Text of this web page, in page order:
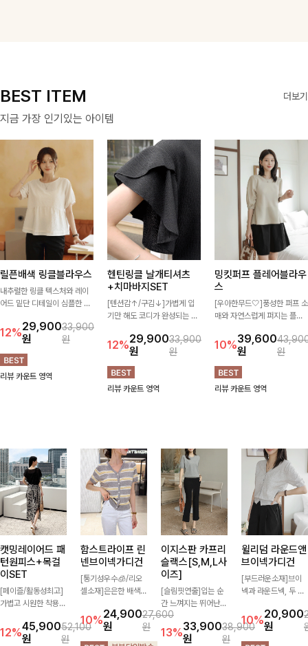
BEST ITEM 더보기
지금 가장 인기있는 아이템
릴픈배색 링클블라우스
내추럴한 링클 텍스처와 레이
어드 밑단 디테일이 심플한 디
볍게 툭 입기만 해도 멋스러운
스타일을 완성해드려요- 여유
로운 핏으로 군살은 자연스럽
게 커버해주고, 편안한 착용감
까지 더해 손이 자주 가는 데일
12%29,900
원
33,900
원
리뷰 카운트 영역
헨틴링클 날개티셔츠
+치마바지SET
[텐션감↑/구김↓]가볍게 입
기만 해도 코디가 완성되는 세
지는 프릴 날개 소매가 우아한
포인트를 더해드립니다💕 잔
잔한 링클 텍스처 소재와 편안
한 허리밴딩으로 하루 종일 산
뜻하고 쾌적하게 즐겨보세요!
12%29,900
원
33,900
원
리뷰 카운트 영역
밍킷퍼프 플레어블라우
스
[우아한무드🤍]풍성한 퍼프 소
매와 자연스럽게 퍼지는 플레
를 완성해주는 블라우스 🤍 체
형을 자연스럽게 커버해주며
걸을 때마다 살랑이는 핏으로
데일리룩부터 데이트룩까지 화
사하게 즐기기 좋은 아이템이
10%39,600
원
원
리뷰 카운트 영역
캣밍레이어드 패
턴원피스+목걸
이SET
[페이즐/활동성최고]
가볍고 시원한 착용감
없이 즐기기 좋은 라
운드 니트 🤍 베이직
12%45,900
원
52,100
원
함스트라이프 린
넨브이넥가디건
[통기성우수🧊/리오
셀소재]은은한 배색
캐주얼하면서도 산뜻
한 무드 살려주는 니
트 가디건 💛 브이넥
10%24,900
원
27,600
원
이지스판 카프리
슬랙스[S,M,L사
이즈]
[슬림핏연출]입는 순
간 느껴지는 뛰어난
신축성으로 활동량 많
은 날에도 편안하게
🌿 발목이 드러나는
13%33,900
원
38,900
원
윌리덤 라운드앤
브이넥가디건
[부드러운소재]브이
넥과 라운드넥, 두 가
맞게 선택할 수 있는
활용도 높은 가디건
🤍 부드러운 착용감
10%20,900
원